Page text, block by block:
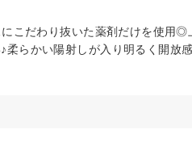
こだわり抜いた薬剤だけを使用◎
らかい陽射しが入り明るく開放